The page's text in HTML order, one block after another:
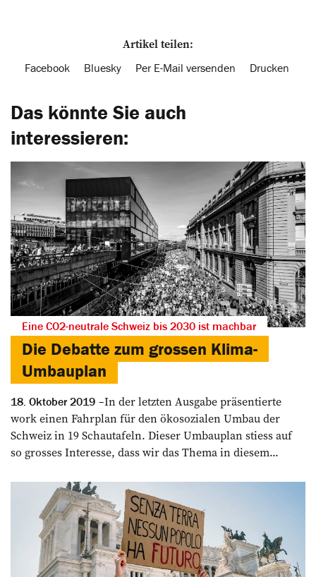
Artikel teilen:
Facebook Bluesky Per E-Mail versenden Drucken
Das könnte Sie auch
interessieren:
Eine CO2-neutrale Schweiz bis 2030 ist machbar
Die Debatte zum grossen Klima-
Umbauplan
18. Oktober 2019
In der letzten Ausgabe präsentierte
work einen Fahrplan für den ökosozialen ­Umbau der
Schweiz in 19 Schautafeln. Dieser Umbauplan stiess auf
so grosses Interesse, dass wir das Thema in diesem...